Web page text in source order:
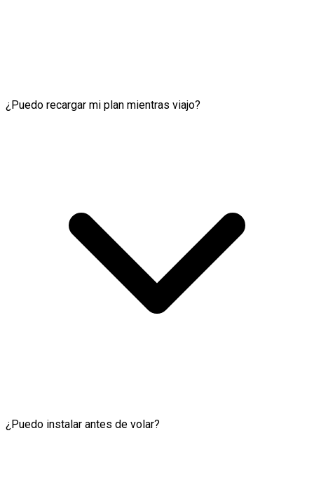
¿Puedo recargar mi plan mientras viajo?
¿Puedo instalar antes de volar?